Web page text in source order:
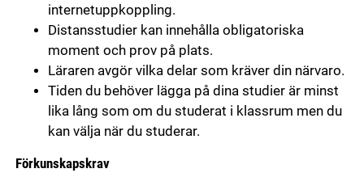
internetuppkoppling.
Distansstudier kan innehålla obligatoriska
moment och prov på plats.
Läraren avgör vilka delar som kräver din närvaro.
Tiden du behöver lägga på dina studier är minst
lika lång som om du studerat i klassrum men du
kan välja när du studerar.
Förkunskapskrav